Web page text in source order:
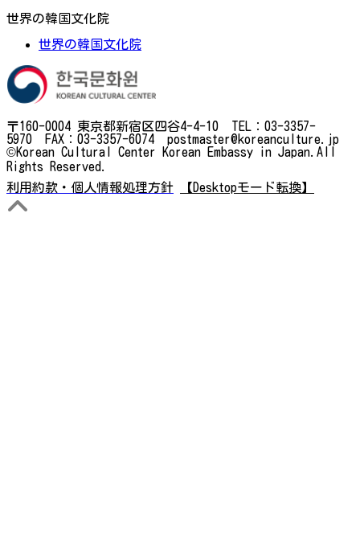
世界の韓国文化院
世界の韓国文化院
〒160-0004 東京都新宿区四谷4-4-10 TEL：03-3357-
5970 FAX：03-3357-6074 postmaster@koreanculture.jp
©Korean Cultural Center Korean Embassy in Japan.All
Rights Reserved.
利用約款・個人情報処理方針
【Desktopモード転換】